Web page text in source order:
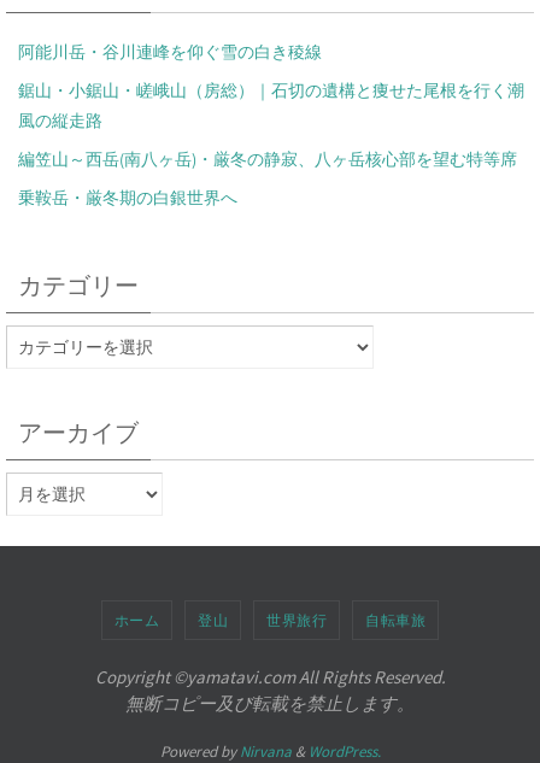
阿能川岳・谷川連峰を仰ぐ雪の白き稜線
鋸山・小鋸山・嵯峨山（房総）｜石切の遺構と痩せた尾根を行く潮
風の縦走路
編笠山～西岳(南八ヶ岳)・厳冬の静寂、八ヶ岳核心部を望む特等席
乗鞍岳・厳冬期の白銀世界へ
カテゴリー
アーカイブ
ホーム 登山 世界旅行 自転車旅
Copyright ©︎yamatavi.com All Rights Reserved.
無断コピー及び転載を禁止します。
Powered byNirvana& WordPress.